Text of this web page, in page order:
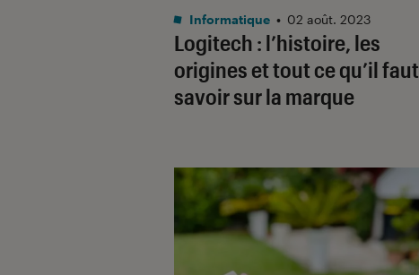
Logitech : l’histoire, les
origines et tout ce qu’il faut
savoir sur la marque
Informatique • 02 août. 2023